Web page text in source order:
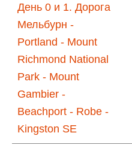
День 0 и 1. Дорога
Мельбурн -
Portland - Mount
Richmond National
Park - Mount
Gambier -
Beachport - Robe -
Kingston SE